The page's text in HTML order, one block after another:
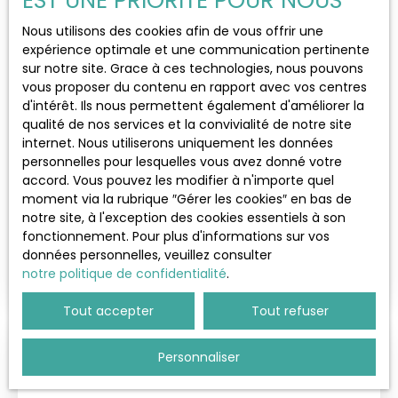
Budget max (€)
Surface min (m²)
Rechercher
244 000€
Appartement 3 chambres cave et parking
en centre-ville
4pièces 80.25m²
Les Essarts-le-Roi 78690
EXCLUSIVITÉ MORVAN IMMOBILIER Idéalement situé
au sein d'une résidence calme, arborée et bien
entretenue, à proximité de la gare, des
commerces et des écoles, venez découvrir ce bel
appartement T4 de 80,25m², situé en rez-de-
chaussée. Il se compose d'une agréable pièce de
RECENTE, de TROIS CHAMBRES dont une suite
Nous utilisons des cookies afin de vous offrir une
expérience optimale et une communication pertinente
sur notre site. Grace à ces technologies, nous pouvons
vous proposer du contenu en rapport avec vos centres
d'intérêt. Ils nous permettent également d'améliorer la
qualité de nos services et la convivialité de notre site
internet. Nous utiliserons uniquement les données
personnelles pour lesquelles vous avez donné votre
accord. Vous pouvez les modifier à n'importe quel
moment via la rubrique ″Gérer les cookies″ en bas de
notre site, à l'exception des cookies essentiels à son
fonctionnement. Pour plus d'informations sur vos
données personnelles, veuillez consulter
notre politique de confidentialité.
Tout accepter Tout refuser
Personnaliser